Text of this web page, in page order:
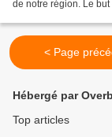
de notre région. Le but
< Page
Hébergé par
Top articles